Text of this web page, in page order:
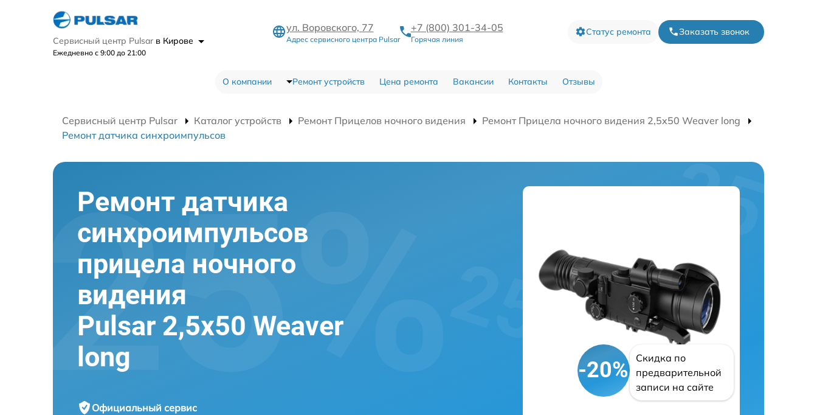
Сервисный центр Pulsar в Кирове
Ежедневно с 9:00 до 21:00
ул. Воровского, 77
Адрес сервисного центра Pulsar
+7 (800) 301-34-05
Горячая линия
Статус ремонта Заказать звонок
О компании Ремонт устройств Цена ремонта Вакансии Контакты Отзывы
Сервисный центр Pulsar Каталог устройств Ремонт Прицелов ночного видения
Ремонт Прицела ночного видения 2,5x50 Weaver long
Ремонт датчика синхроимпульсов
Ремонт датчика
синхроимпульсов
прицела ночного
видения
Pulsar 2,5x50 Weaver
long
Официальный сервис
-20%
Скидка по
предварительной
записи на сайте